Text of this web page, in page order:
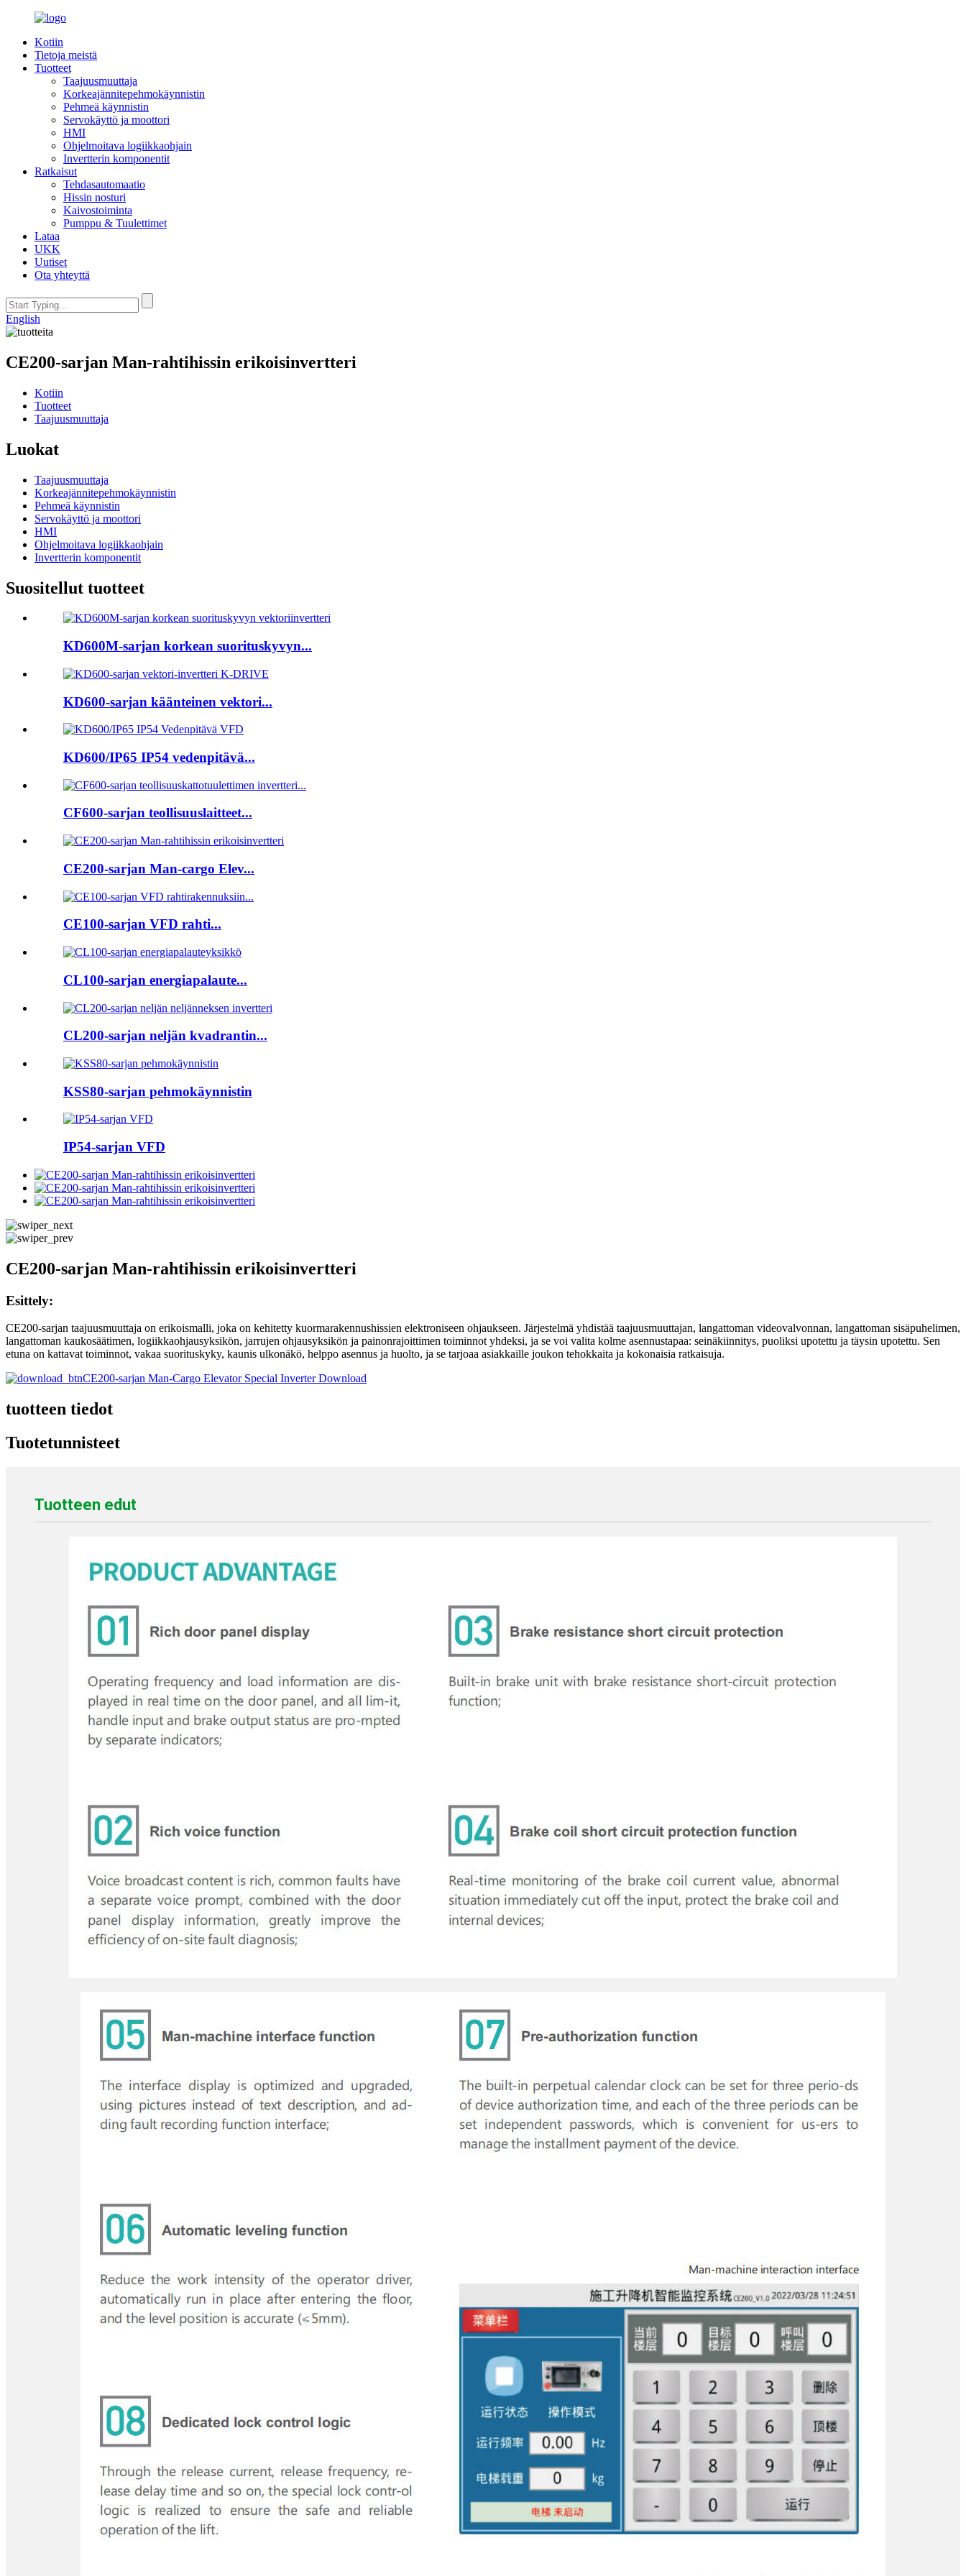
Kotiin
Tietoja meistä
Tuotteet
Taajuusmuuttaja
Korkeajännitepehmokäynnistin
Pehmeä käynnistin
Servokäyttö ja moottori
HMI
Ohjelmoitava logiikkaohjain
Invertterin komponentit
Ratkaisut
Tehdasautomaatio
Hissin nosturi
Kaivostoiminta
Pumppu & Tuulettimet
Lataa
UKK
Uutiset
Ota yhteyttä
English
CE200-sarjan Man-rahtihissin erikoisinvertteri
Kotiin
Tuotteet
Taajuusmuuttaja
Luokat
Taajuusmuuttaja
Korkeajännitepehmokäynnistin
Pehmeä käynnistin
Servokäyttö ja moottori
HMI
Ohjelmoitava logiikkaohjain
Invertterin komponentit
Suositellut tuotteet
KD600M-sarjan korkean suorituskyvyn...
KD600-sarjan käänteinen vektori...
KD600/IP65 IP54 vedenpitävä...
CF600-sarjan teollisuuslaitteet...
CE200-sarjan Man-cargo Elev...
CE100-sarjan VFD rahti...
CL100-sarjan energiapalaute...
CL200-sarjan neljän kvadrantin...
KSS80-sarjan pehmokäynnistin
IP54-sarjan VFD
CE200-sarjan Man-rahtihissin erikoisinvertteri
Esittely:
CE200-sarjan taajuusmuuttaja on erikoismalli, joka on kehitetty kuormarakennushissien elektroniseen ohjaukseen. Järjestelmä yhdistää taajuusmuuttajan, langattoman videovalvonnan, langattoman sisäpuhelimen,
langattoman kaukosäätimen, logiikkaohjausyksikön, jarrujen ohjausyksikön ja painonrajoittimen toiminnot yhdeksi, ja se voi valita kolme asennustapaa: seinäkiinnitys, puoliksi upotettu ja täysin upotettu. Sen
etuna on kattavat toiminnot, vakaa suorituskyky, kaunis ulkonäkö, helppo asennus ja huolto, ja se tarjoaa asiakkaille joukon tehokkaita ja kokonaisia ​​ratkaisuja.
CE200-sarjan Man-Cargo Elevator Special Inverter Download
tuotteen tiedot
Tuotetunnisteet
Tuotteen edut